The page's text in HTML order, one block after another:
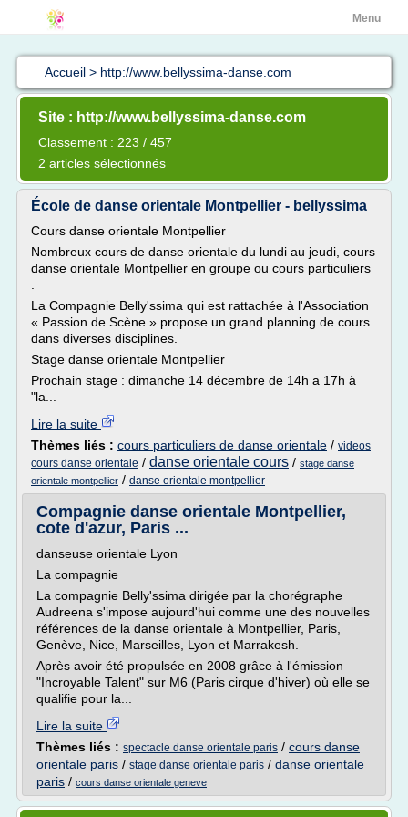
Menu
Accueil > http://www.bellyssima-danse.com
Site : http://www.bellyssima-danse.com
Classement : 223 / 457
2 articles sélectionnés
École de danse orientale Montpellier - bellyssima
Cours danse orientale Montpellier
Nombreux cours de danse orientale du lundi au jeudi, cours
danse orientale Montpellier en groupe ou cours particuliers
La Compagnie Belly'ssima qui est rattachée à l'Association
« Passion de Scène » propose un grand planning de cours
dans diverses disciplines.
Stage danse orientale Montpellier
Prochain stage : dimanche 14 décembre de 14h a 17h à
"la...
Lire la suite
Thèmes liés : cours particuliers de danse orientale / videos
cours danse orientale / danse orientale cours / stage danse
orientale montpellier / danse orientale montpellier
Compagnie danse orientale Montpellier,
cote d'azur, Paris ...
danseuse orientale Lyon
La compagnie
La compagnie Belly'ssima dirigée par la chorégraphe
Audreena s'impose aujourd'hui comme une des nouvelles
références de la danse orientale à Montpellier, Paris,
Genève, Nice, Marseilles, Lyon et Marrakesh.
Après avoir été propulsée en 2008 grâce à l'émission
"Incroyable Talent" sur M6 (Paris cirque d'hiver) où elle se
qualifie pour la...
Lire la suite
Thèmes liés : spectacle danse orientale paris / cours danse
orientale paris / stage danse orientale paris / danse orientale
paris / cours danse orientale geneve